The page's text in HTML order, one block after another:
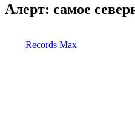
Алерт: самое
Records Max